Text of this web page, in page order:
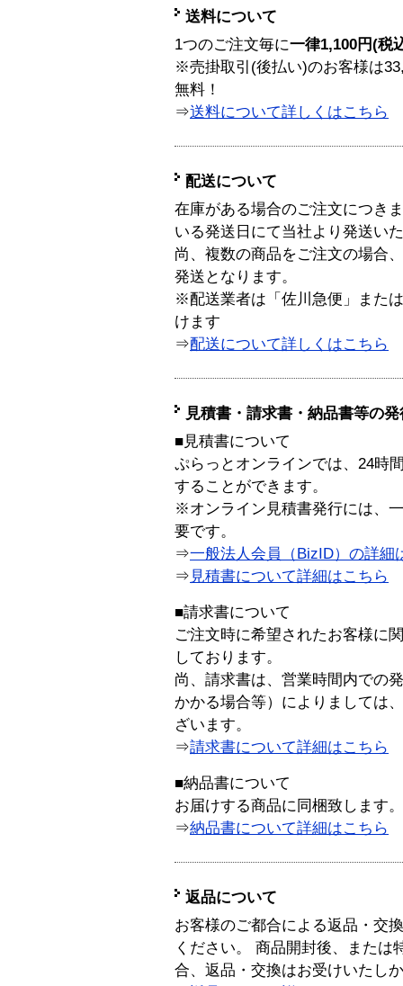
送料について
1つのご注文毎に一律1,100円(税
※売掛取引(後払い)のお客様は
無料！
⇒送料について詳しくはこちら
配送について
在庫がある場合のご注文につき
いる発送日にて当社より発送い
尚、複数の商品をご注文の場合
発送となります。
※配送業者は「佐川急便」また
けます
⇒配送について詳しくはこちら
見積書・請求書・納品書等の
■見積書について
ぷらっとオンラインでは、24時
することができます。
※オンライン見積書発行には、
要です。
⇒一般法人会員（BizID）の詳細
⇒ 見積書について詳細はこちら
■請求書について
ご注文時に希望されたお客様に
しております。
尚、請求書は、営業時間内での
かかる場合等）によりましては
ざいます。
⇒請求書について詳細はこちら
■納品書について
お届けする商品に同梱致します。
⇒納品書について詳細はこちら
返品について
お客様のご都合による返品・交
ください。 商品開封後、または
合、返品・交換はお受けいたし